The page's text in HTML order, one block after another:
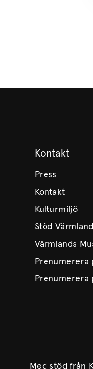
Kontakt
Press
Kontakt
Kulturmiljö
Stöd
Värmlands
Prenumerera
Prenumerera
Med stöd från